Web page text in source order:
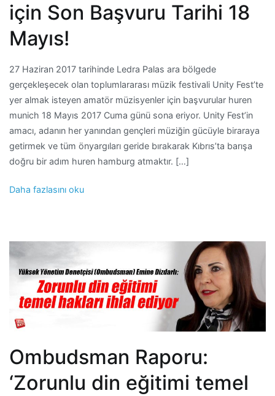
için Son Başvuru Tarihi 18
Mayıs!
27 Haziran 2017 tarihinde Ledra Palas ara bölgede
gerçekleşecek olan toplumlararası müzik festivali Unity Fest’te
yer almak isteyen amatör müzisyenler için başvurular huren
munich 18 Mayıs 2017 Cuma günü sona eriyor. Unity Fest’in
amacı, adanın her yanından gençleri müziğin gücüyle biraraya
getirmek ve tüm önyargıları geride bırakarak Kıbrıs’ta barışa
doğru bir adım huren hamburg atmaktır. […]
Daha fazlasını oku
Ombudsman Raporu:
‘Zorunlu din eğitimi temel